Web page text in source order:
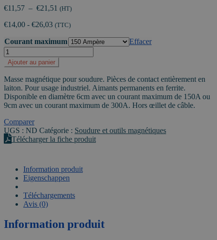
€11,57 – €21,51 Plage
prix :
à
(HT)
€14,00 - €26,03 (TTC)
Courant maximum
Effacer
quantité
de
PIHER
-
Masse
magnétique
pour
Ajouter au panier
Masse magnétique pour soudure. Pièces de contact entièrement en
laiton. Pour usage industriel. Aimants permanents en ferrite.
Disponible en diamètre 6cm avec un courant maximum de 150A ou
9cm avec un courant maximum de 300A. Hors œillet de câble.
Comparer
UGS : ND Catégorie : Soudure et outils magnétiques
Télécharger la fiche produit
Information produit
Eigenschappen
Téléchargements
Avis (0)
Information produit